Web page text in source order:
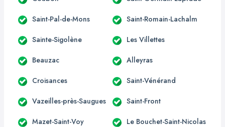
Saint-Pal-de-Mons Saint-Romain-Lachalm
Sainte-Sigolène Les Villettes
Beauzac Alleyras
Croisances Saint-Vénérand
Vazeilles-près-Saugues Saint-Front
Mazet-Saint-Voy Le Bouchet-Saint-Nicolas